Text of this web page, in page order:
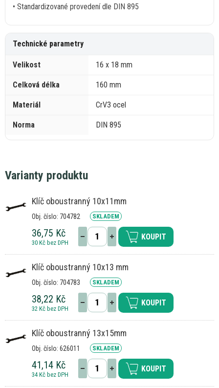
• Standardizované provedení dle DIN 895
Technické parametry
Velikost 16 x 18 mm
Celková délka 160 mm
Materiál CrV3 ocel
Norma DIN 895
Varianty produktu
Klíč oboustranný 10x11mm
Obj. číslo: 704782 SKLADEM
36,75 Kč
30 Kč bez DPH
KOUPIT
Klíč oboustranný 10x13 mm
Obj. číslo: 704783 SKLADEM
38,22 Kč
32 Kč bez DPH
KOUPIT
Klíč oboustranný 13x15mm
Obj. číslo: 626011 SKLADEM
41,14 Kč
34 Kč bez DPH
KOUPIT